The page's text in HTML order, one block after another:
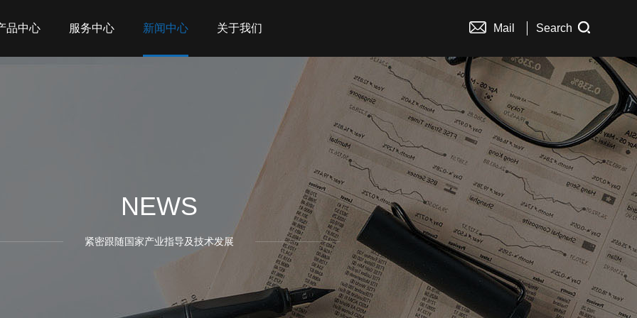
品中心 服务中心 新闻中心 关于我们 Mail Search
NEWS
紧密跟随国家产业指导及技术发展